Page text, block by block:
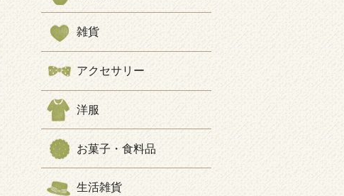
雑貨
アクセサリー
洋服
お菓子・食料品
生活雑貨